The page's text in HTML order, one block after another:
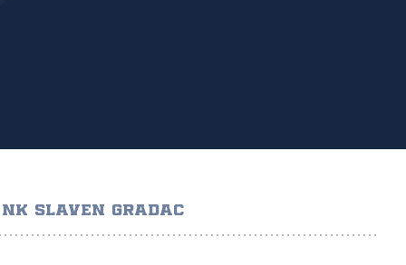
NK SLAVEN GRADAC